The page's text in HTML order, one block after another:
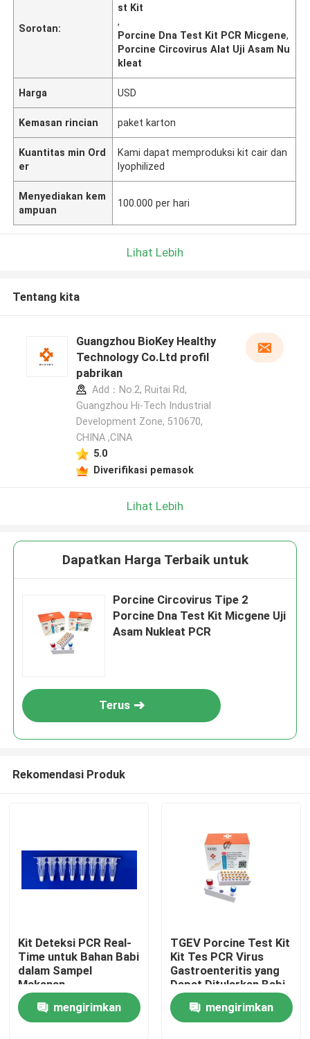
Rumah
Produk
Sorotan:
st Kit
,
Porcine Dna Test Kit PCR Micgene,
Porcine Circovirus Alat Uji Asam Nu
kleat
Harga USD
Kemasan rincian paket karton
Kuantitas min Ord
er
Kami dapat memproduksi kit cair dan
lyophilized
Menyediakan kem
ampuan
100.000 per hari
Lihat Lebih
Tentang kita
Guangzhou BioKey Healthy
Technology Co.Ltd profil
pabrikan
Add：No.2, Ruitai Rd,
Guangzhou Hi-Tech Industrial
Development Zone, 510670,
CHINA ,CINA
5.0
Diverifikasi pemasok
Lihat Lebih
Dapatkan Harga Terbaik untuk
Porcine Circovirus Tipe 2
Porcine Dna Test Kit Micgene Uji
Asam Nukleat PCR
Terus
Rekomendasi Produk
Kit Deteksi PCR Real-
Time untuk Bahan Babi
dalam Sampel
Makanan
mengirimkan
TGEV Porcine Test Kit
Kit Tes PCR Virus
Gastroenteritis yang
Dapat Ditularkan Babi
mengirimkan